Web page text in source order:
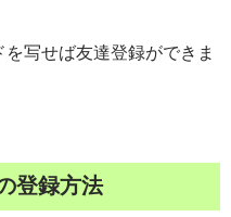
写せば友達登録ができま
登録方法